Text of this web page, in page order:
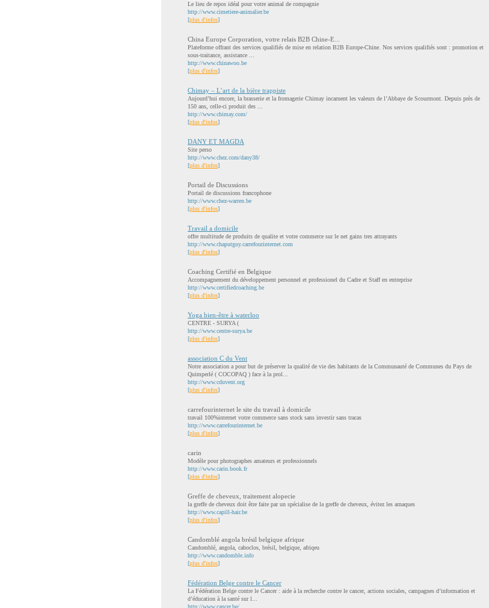
Le lieu de repos idéal pour votre animal de compagnie
http://www.cimetiere-animalier.be
[plus d'infos]
China Europe Corporation, votre relais B2B Chine-E...
Plateforme offrant des services qualifiés de mise en relation B2B Europe-Chine. Nos services qualifiés sont : promotion et
sous-traitance, assistance ...
http://www.chinawoo.be
[plus d'infos]
Chimay – L’art de la bière trappiste
Aujourd’hui encore, la brasserie et la fromagerie Chimay incarnent les valeurs de l’Abbaye de Scourmont. Depuis près de
150 ans, celle-ci produit des ...
http://www.chimay.com/
[plus d'infos]
DANY ET MAGDA
Site perso
http://www.chez.com/dany38/
[plus d'infos]
Portail de Discussions
Portail de discussions francophone
http://www.chez-warren.be
[plus d'infos]
Travail a domicile
offre multitude de produits de qualite et votre commerce sur le net gains tres attrayants
http://www.chaputguy.carrefourinternet.com
[plus d'infos]
Coaching Certifié en Belgique
Accompagnement du développement personnel et professionel du Cadre et Staff en entreprise
http://www.certifiedcoaching.be
[plus d'infos]
Yoga bien-être à waterloo
CENTRE - SURYA (
http://www.centre-surya.be
[plus d'infos]
association C du Vent
Notre association a pour but de préserver la qualité de vie des habitants de la Communauté de Communes du Pays de
Quimperlé ( COCOPAQ ) face à la prol...
http://www.cduvent.org
[plus d'infos]
carrefourinternet le site du travail à domicile
travail 100%internet votre commerce sans stock sans investir sans tracas
http://www.carrefourinternet.be
[plus d'infos]
carin
Modèle pour photographes amateurs et professionnels
http://www.carin.book.fr
[plus d'infos]
Greffe de cheveux, traitement alopecie
la greffe de cheveux doit être faite par un spécialise de la greffe de cheveux, évitez les arnaques
http://www.capill-hair.be
[plus d'infos]
Candomblé angola brésil belgique afrique
Candomblé, angola, caboclos, brésil, belgique, afriqeu
http://www.candomble.info
[plus d'infos]
Fédération Belge contre le Cancer
La Fédération Belge contre le Cancer : aide à la recherche contre le cancer, actions sociales, campagnes d’information et
d’éducation à la santé sur l...
http://www.cancer.be/